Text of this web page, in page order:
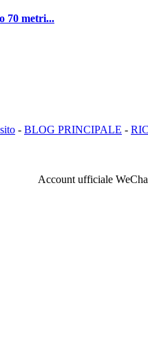
70 metri...
- BLOG PRINCIPALE -
Account ufficiale